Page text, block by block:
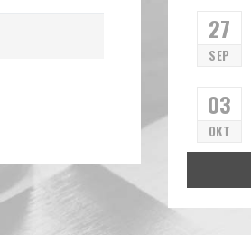
27
SEP
03
OKT